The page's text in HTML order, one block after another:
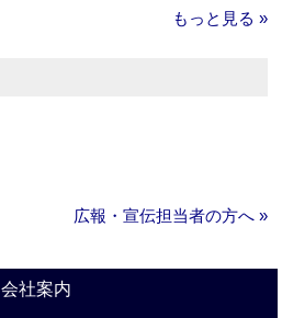
もっと見る »
広報・宣伝担当者の方へ »
会社案内